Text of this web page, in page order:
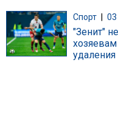
Спорт 03
"Зенит"
удаления